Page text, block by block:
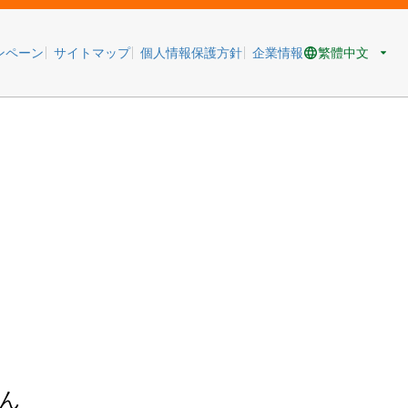
ペーン サイトマップ 個人情報保護方針 企業情報 繁體中文